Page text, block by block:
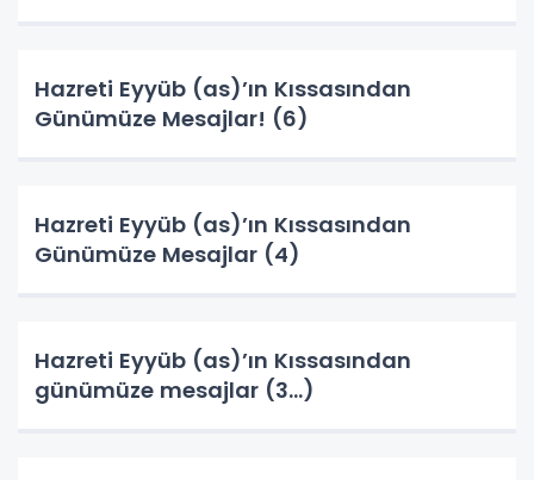
Hazreti Eyyüb (as)’ın Kıssasından
Günümüze Mesajlar! (6)
Hazreti Eyyüb (as)’ın Kıssasından
Günümüze Mesajlar (4)
Hazreti Eyyüb (as)’ın Kıssasından
günümüze mesajlar (3…)